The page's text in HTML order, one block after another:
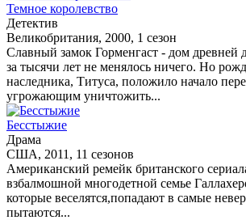
Темное королевство
Детектив
Великобритания, 2000, 1 сезон
Славный замок Горменгаст - дом древней
за тысячи лет не менялось ничего. Но
наследника, Титуса, положило начало
угрожающим уничтожить...
Бесстыжие
Драма
США, 2011, 11 сезонов
Американский ремейк британского
взбалмошной многодетной семье
которые веселятся,попадают в самые
пытаются...